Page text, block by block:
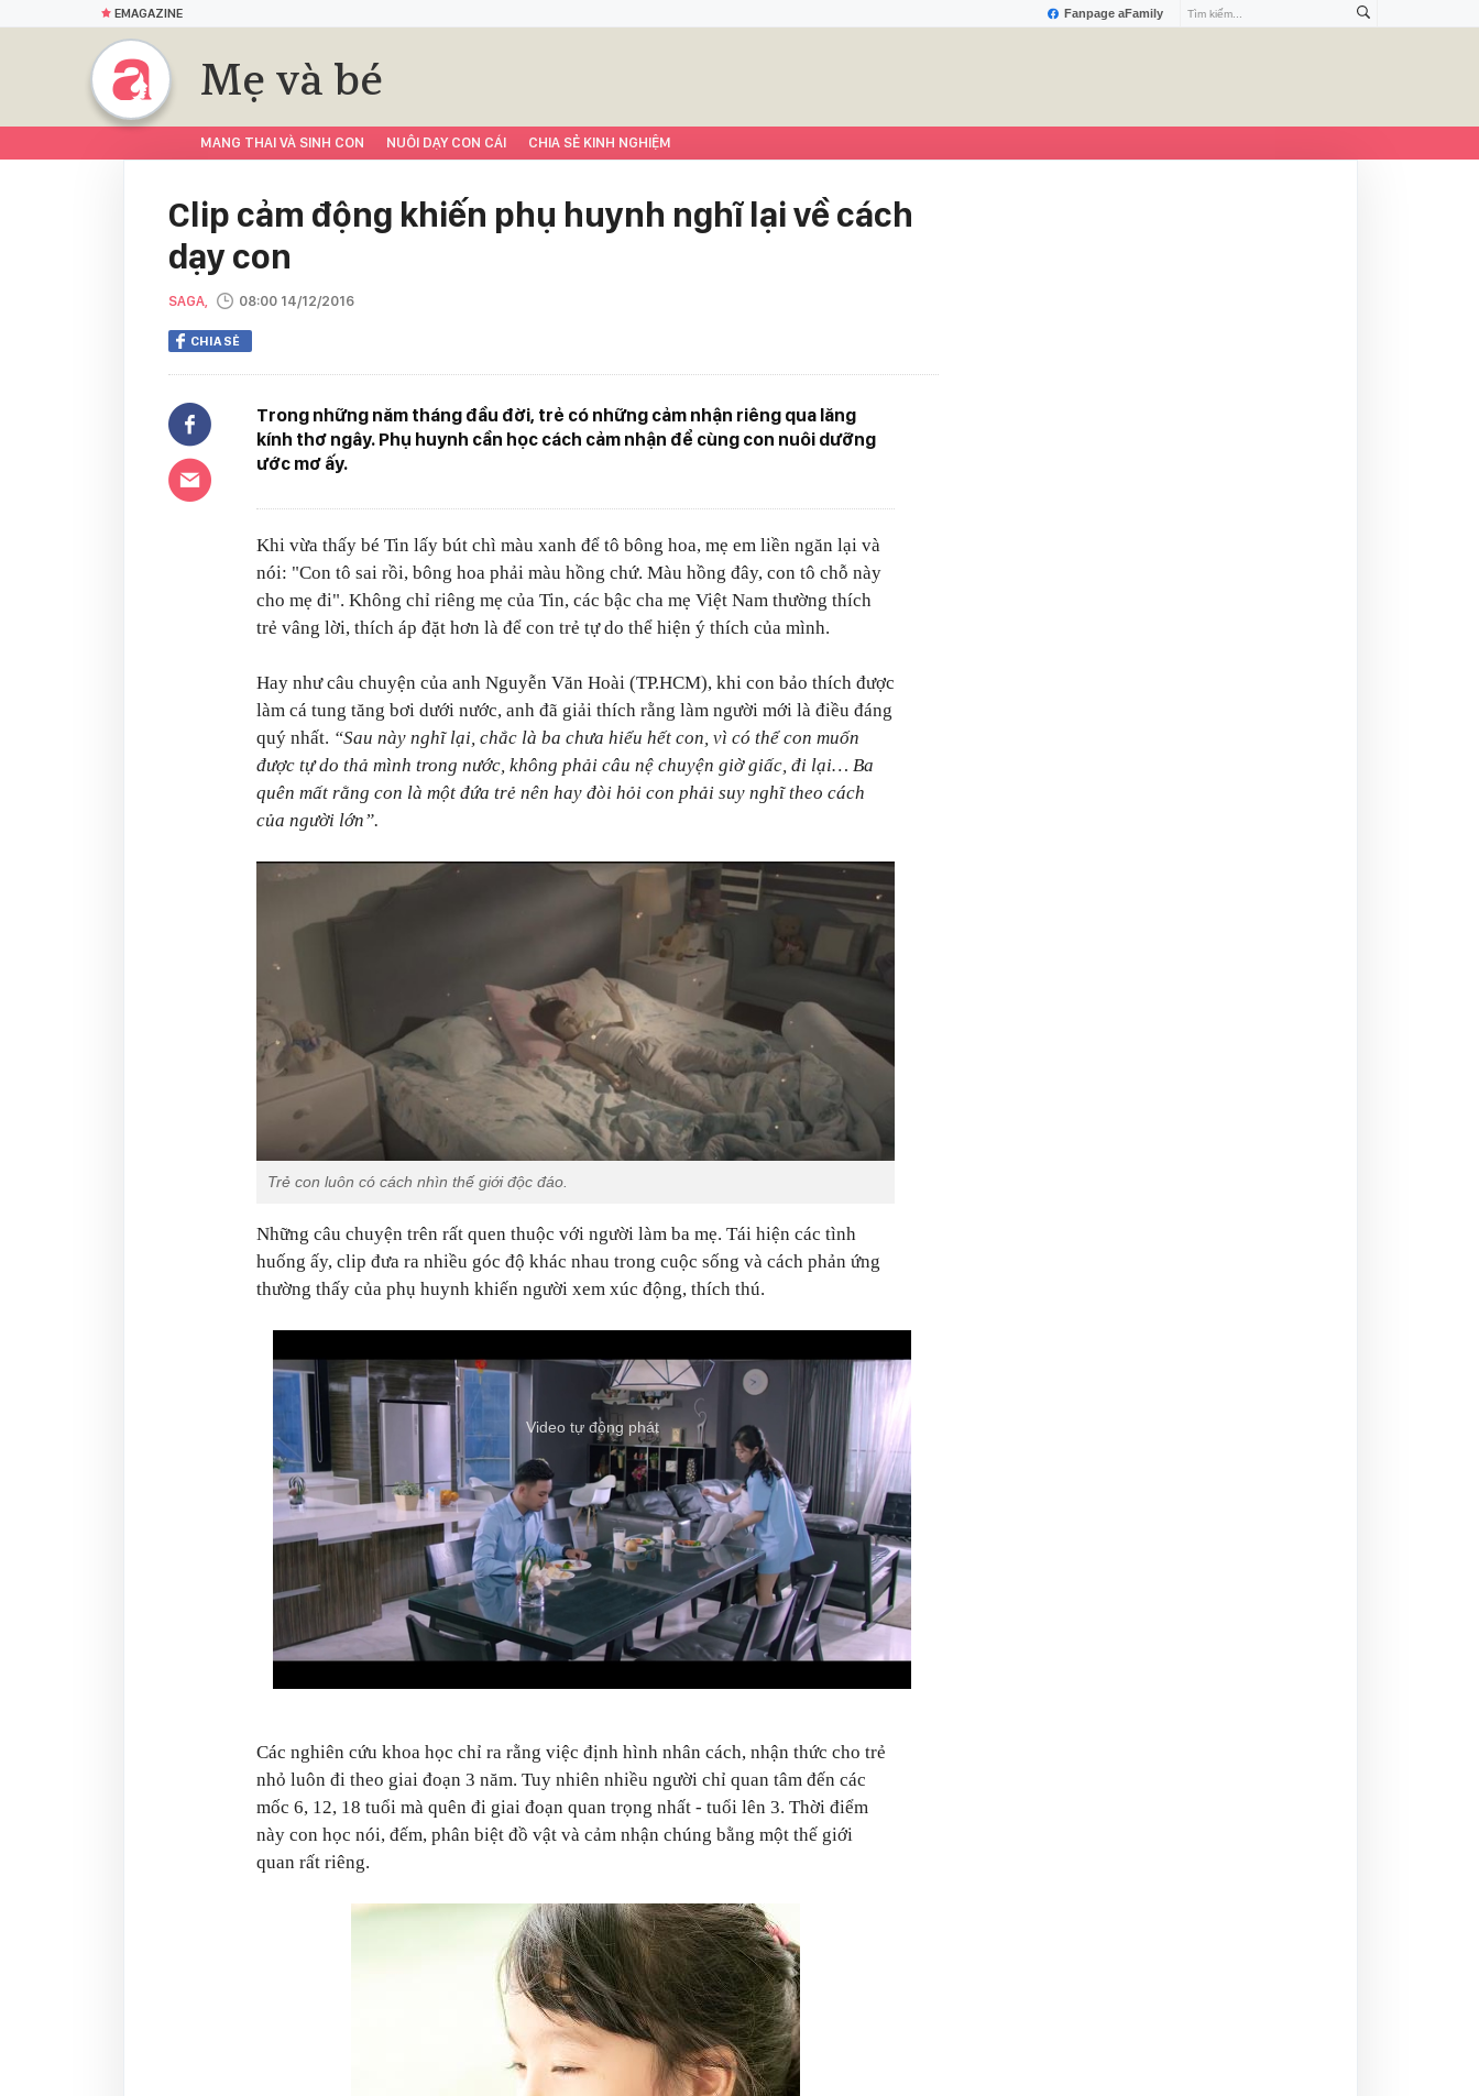
Fanpage aFamily
EMAGAZINE
Mẹ và bé
MANG THAI VÀ SINH CON NUÔI DẠY CON CÁI CHIA SẺ KINH NGHIỆM
Clip cảm động khiến phụ huynh nghĩ lại về cách
dạy con
SAGA, 08:00 14/12/2016
CHIA SẺ
Trong những năm tháng đầu đời, trẻ có những cảm nhận riêng qua lăng
kính thơ ngây. Phụ huynh cần học cách cảm nhận để cùng con nuôi dưỡng
ước mơ ấy.
Khi vừa thấy bé Tin lấy bút chì màu xanh để tô bông hoa, mẹ em liền ngăn lại và
nói: "Con tô sai rồi, bông hoa phải màu hồng chứ. Màu hồng đây, con tô chỗ này
cho mẹ đi". Không chỉ riêng mẹ của Tin, các bậc cha mẹ Việt Nam thường thích
trẻ vâng lời, thích áp đặt hơn là để con trẻ tự do thể hiện ý thích của mình.
Hay như câu chuyện của anh Nguyễn Văn Hoài (TP.HCM), khi con bảo thích được
làm cá tung tăng bơi dưới nước, anh đã giải thích rằng làm người mới là điều đáng
quý nhất. “Sau này nghĩ lại, chắc là ba chưa hiểu hết con, vì có thể con muốn
được tự do thả mình trong nước, không phải câu nệ chuyện giờ giấc, đi lại… Ba
quên mất rằng con là một đứa trẻ nên hay đòi hỏi con phải suy nghĩ theo cách
của người lớn”.
Trẻ con luôn có cách nhìn thế giới độc đáo.
Những câu chuyện trên rất quen thuộc với người làm ba mẹ. Tái hiện các tình
huống ấy, clip đưa ra nhiều góc độ khác nhau trong cuộc sống và cách phản ứng
thường thấy của phụ huynh khiến người xem xúc động, thích thú.
Video tự động phát
Các nghiên cứu khoa học chỉ ra rằng việc định hình nhân cách, nhận thức cho trẻ
nhỏ luôn đi theo giai đoạn 3 năm. Tuy nhiên nhiều người chỉ quan tâm đến các
mốc 6, 12, 18 tuổi mà quên đi giai đoạn quan trọng nhất - tuổi lên 3. Thời điểm
này con học nói, đếm, phân biệt đồ vật và cảm nhận chúng bằng một thế giới
quan rất riêng.